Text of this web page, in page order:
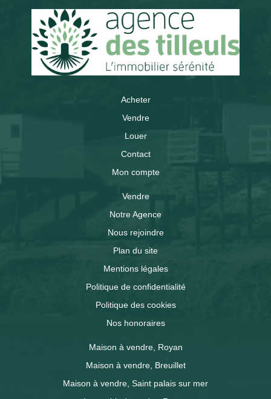
Acheter
Vendre
Louer
Contact
Mon compte
Vendre
Notre Agence
Nous rejoindre
Plan du site
Mentions légales
Politique de confidentialité
Politique des cookies
Nos honoraires
Maison à vendre, Royan
Maison à vendre, Breuillet
Maison à vendre, Saint palais sur mer